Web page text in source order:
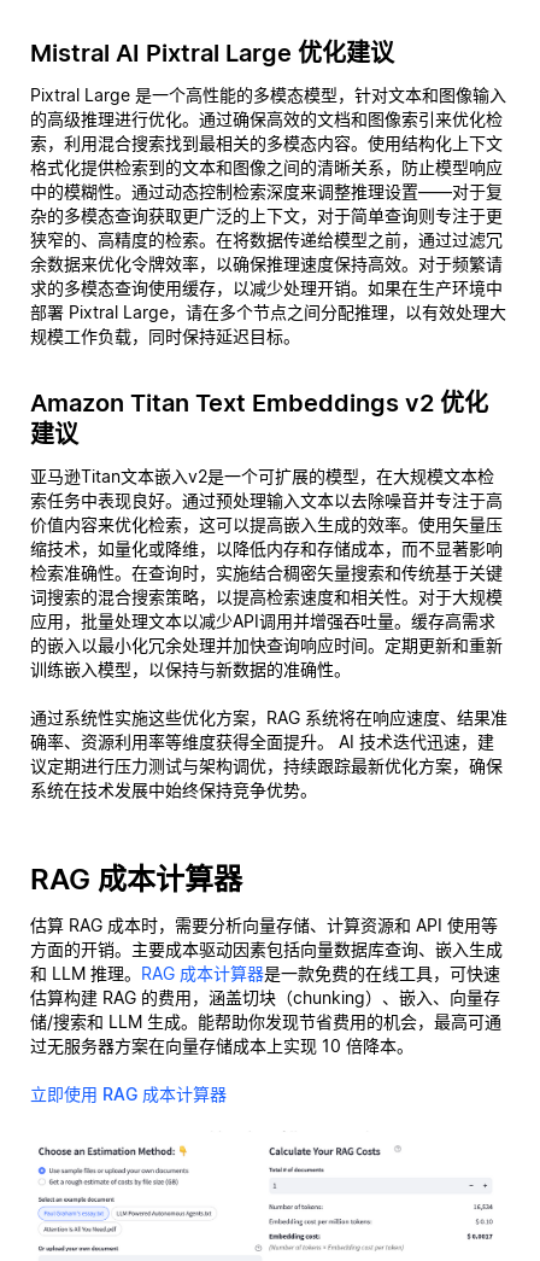
Mistral AI Pixtral Large 优化建议
Pixtral Large 是一个高性能的多模态模型，针对文本和图像输入
的高级推理进行优化。通过确保高效的文档和图像索引来优化检
索，利用混合搜索找到最相关的多模态内容。使用结构化上下文
格式化提供检索到的文本和图像之间的清晰关系，防止模型响应
中的模糊性。通过动态控制检索深度来调整推理设置——对于复
杂的多模态查询获取更广泛的上下文，对于简单查询则专注于更
狭窄的、高精度的检索。在将数据传递给模型之前，通过过滤冗
余数据来优化令牌效率，以确保推理速度保持高效。对于频繁请
求的多模态查询使用缓存，以减少处理开销。如果在生产环境中
部署 Pixtral Large，请在多个节点之间分配推理，以有效处理大
规模工作负载，同时保持延迟目标。
Amazon Titan Text Embeddings v2 优化
建议
亚马逊Titan文本嵌入v2是一个可扩展的模型，在大规模文本检
索任务中表现良好。通过预处理输入文本以去除噪音并专注于高
价值内容来优化检索，这可以提高嵌入生成的效率。使用矢量压
缩技术，如量化或降维，以降低内存和存储成本，而不显著影响
检索准确性。在查询时，实施结合稠密矢量搜索和传统基于关键
词搜索的混合搜索策略，以提高检索速度和相关性。对于大规模
应用，批量处理文本以减少API调用并增强吞吐量。缓存高需求
的嵌入以最小化冗余处理并加快查询响应时间。定期更新和重新
训练嵌入模型，以保持与新数据的准确性。
通过系统性实施这些优化方案，RAG 系统将在响应速度、结果准
确率、资源利用率等维度获得全面提升。 AI 技术迭代迅速，建
议定期进行压力测试与架构调优，持续跟踪最新优化方案，确保
系统在技术发展中始终保持竞争优势。
RAG 成本计算器
估算 RAG 成本时，需要分析向量存储、计算资源和 API 使用等
方面的开销。主要成本驱动因素包括向量数据库查询、嵌入生成
和 LLM 推理。 RAG 成本计算器是一款免费的在线工具，可快速
估算构建 RAG 的费用，涵盖切块（chunking）、嵌入、向量存
储/搜索和 LLM 生成。能帮助你发现节省费用的机会，最高可通
过无服务器方案在向量存储成本上实现 10 倍降本。
立即使用 RAG 成本计算器